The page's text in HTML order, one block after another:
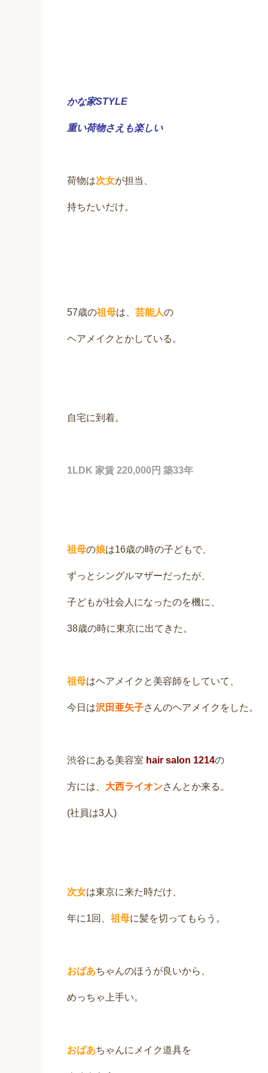
かな家STYLE
重い荷物さえも楽しい
荷物は次女が担当、
持ちたいだけ。
57歳の祖母は、 芸能人の
ヘアメイクとかしている。
自宅に到着。
1LDK 家賃 220,000円 築33年
祖母の娘は16歳の時の子どもで、
ずっとシングルマザーだったが、
子どもが社会人になったのを機に、
38歳の時に東京に出てきた。
祖母はヘアメイクと美容師をしていて、
今日は沢田亜矢子さんのヘアメイクをした。
渋谷にある美容室 hair salon 1214の
方には、 大西ライオンさんとか来る。
(社員は3人)
次女は東京に来た時だけ、
年に1回、 祖母に髪を切ってもらう。
おばあちゃんのほうが良いから、
めっちゃ上手い。
おばあちゃんにメイク道具を